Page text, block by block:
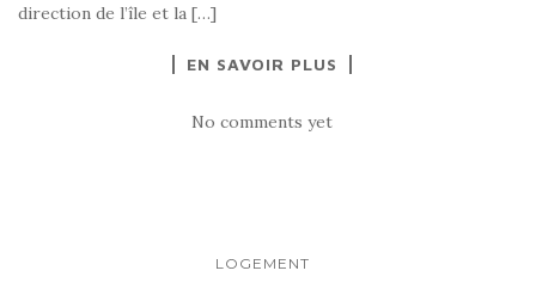
direction de l’île et la […]
EN SAVOIR PLUS
No comments yet
LOGEMENT